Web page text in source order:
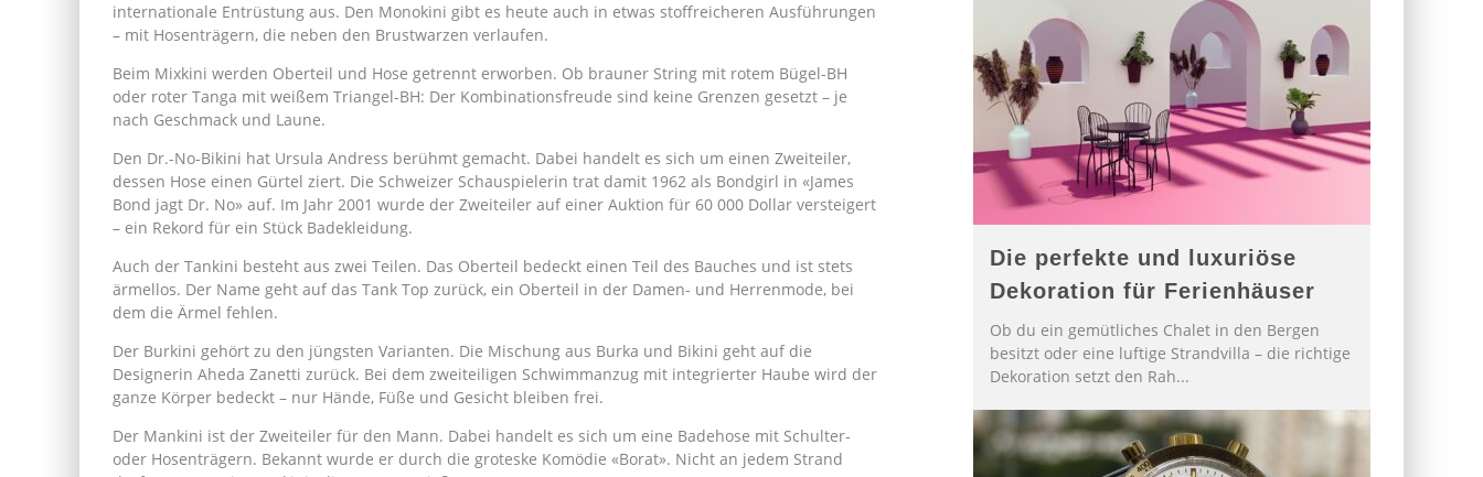
internationale Entrüstung aus. Den Monokini gibt es heute auch in etwas stoffreicheren Ausführungen
– mit Hosenträgern, die neben den Brustwarzen verlaufen.
Beim Mixkini werden Oberteil und Hose getrennt erworben. Ob brauner String mit rotem Bügel-BH
oder roter Tanga mit weißem Triangel-BH: Der Kombinationsfreude sind keine Grenzen gesetzt – je
nach Geschmack und Laune.
Den Dr.-No-Bikini hat Ursula Andress berühmt gemacht. Dabei handelt es sich um einen Zweiteiler,
dessen Hose einen Gürtel ziert. Die Schweizer Schauspielerin trat damit 1962 als Bondgirl in «James
Bond jagt Dr. No» auf. Im Jahr 2001 wurde der Zweiteiler auf einer Auktion für 60 000 Dollar versteigert
– ein Rekord für ein Stück Badekleidung.
Auch der Tankini besteht aus zwei Teilen. Das Oberteil bedeckt einen Teil des Bauches und ist stets
ärmellos. Der Name geht auf das Tank Top zurück, ein Oberteil in der Damen- und Herrenmode, bei
dem die Ärmel fehlen.
Der Burkini gehört zu den jüngsten Varianten. Die Mischung aus Burka und Bikini geht auf die
Designerin Aheda Zanetti zurück. Bei dem zweiteiligen Schwimmanzug mit integrierter Haube wird der
ganze Körper bedeckt – nur Hände, Füße und Gesicht bleiben frei.
Der Mankini ist der Zweiteiler für den Mann. Dabei handelt es sich um eine Badehose mit Schulter-
oder Hosenträgern. Bekannt wurde er durch die groteske Komödie «Borat». Nicht an jedem Strand
Die perfekte und luxuriöse
Dekoration für Ferienhäuser
Ob du ein gemütliches Chalet in den Bergen
besitzt oder eine luftige Strandvilla – die richtige
Dekoration setzt den Rah...